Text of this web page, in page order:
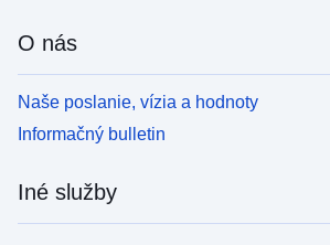
O nás
Naše poslanie, vízia a hodnoty
Informačný bulletin
Iné služby